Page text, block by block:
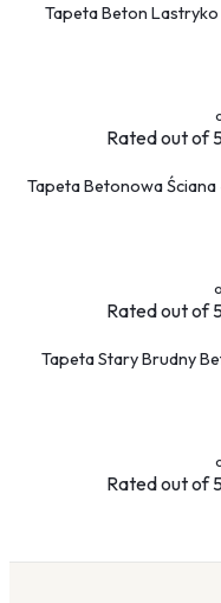
Tapeta Beton
Ratedout of
Tapeta Betonowa
Ratedout of
Tapeta Stary Brudny
Ratedout of